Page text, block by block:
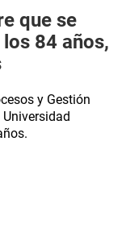
que se
84 años,
y Gestión